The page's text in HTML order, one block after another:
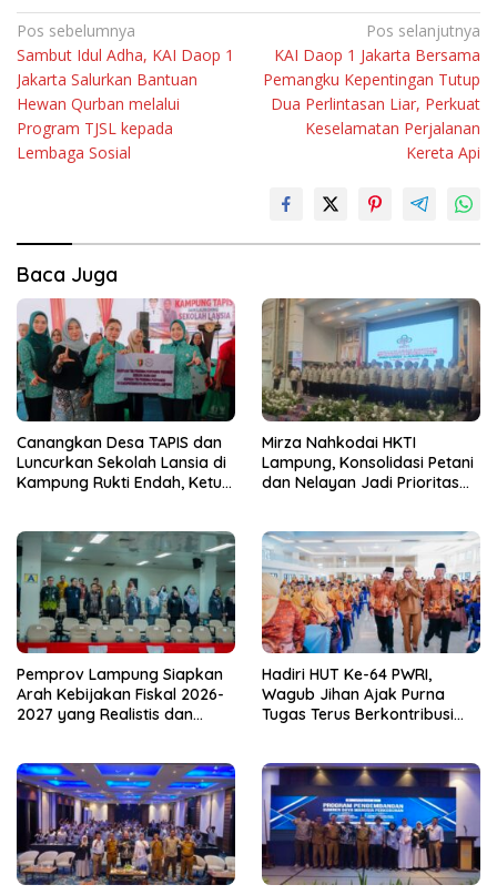
Navigasi
pos
Pos sebelumnya
Sambut Idul Adha, KAI Daop 1
Jakarta Salurkan Bantuan
Hewan Qurban melalui
Program TJSL kepada
Lembaga Sosial
Pos selanjutnya
KAI Daop 1 Jakarta Bersama
Pemangku Kepentingan Tutup
Dua Perlintasan Liar, Perkuat
Keselamatan Perjalanan
Kereta Api
Baca Juga
Canangkan Desa TAPIS dan
Luncurkan Sekolah Lansia di
Kampung Rukti Endah, Ketua
dari Desa
Mirza Nahkodai HKTI
Lampung, Konsolidasi Petani
dan Nelayan Jadi Prioritas
Pemprov Lampung Siapkan
Arah Kebijakan Fiskal 2026-
2027 yang Realistis dan
Hadiri HUT Ke-64 PWRI,
Wagub Jihan Ajak Purna
Tugas Terus Berkontribusi